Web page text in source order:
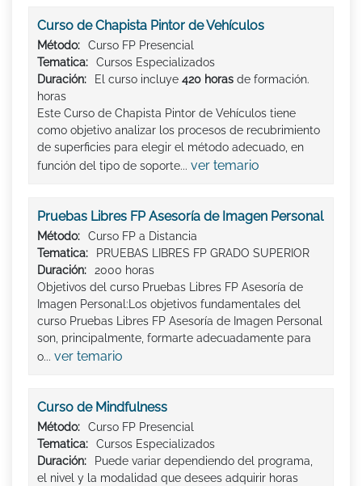
Curso de Chapista Pintor de Vehículos
Método:
Curso FP Presencial
Tematica:
Cursos Especializados
Duración:
El curso incluye 420 horas de formación.
horas
Este Curso de Chapista Pintor de Vehículos tiene
como objetivo analizar los procesos de recubrimiento
de superficies para elegir el método adecuado, en
función del tipo de soporte... ver temario
Pruebas Libres FP Asesoría de Imagen Personal
Método:
Curso FP a Distancia
Tematica:
PRUEBAS LIBRES FP GRADO SUPERIOR
Duración:
2000 horas
Objetivos del curso Pruebas Libres FP Asesoría de
Imagen Personal:Los objetivos fundamentales del
curso Pruebas Libres FP Asesoría de Imagen Personal
son, principalmente, formarte adecuadamente para
o... ver temario
Curso de Mindfulness
Método:
Curso FP Presencial
Tematica:
Cursos Especializados
Duración:
Puede variar dependiendo del programa,
el nivel y la modalidad que desees adquirir horas